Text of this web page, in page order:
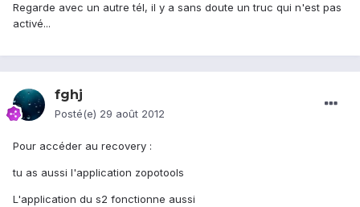
Regarde avec un autre tél, il y a sans doute un truc qui n'est pas
activé...
fghj
Posté(e) 29 août 2012
Pour accéder au recovery :
tu as aussi l'application zopotools
L'application du s2 fonctionne aussi